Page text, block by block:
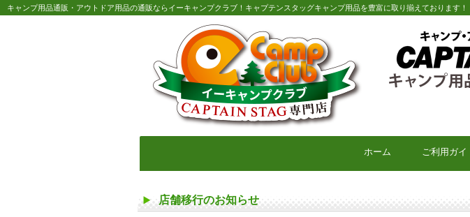
キャンプ用品通販・アウトドア用品の通販ならイーキャンプクラブ！キャプテンスタッグキャンプ用品を豊富に取り揃えております！
キャプテンスタッグキャ
ホーム ご利用ガイ
店舗移行のお知らせ